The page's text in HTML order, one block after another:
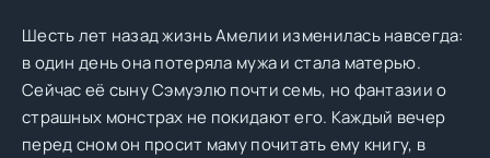
Шесть лет назад жизнь Амелии изменилась навсегда:
в один день она потеряла мужа и стала матерью.
Сейчас её сыну Сэмуэлю почти семь, но фантазии о
страшных монстрах не покидают его. Каждый вечер
перед сном он просит маму почитать ему книгу, в